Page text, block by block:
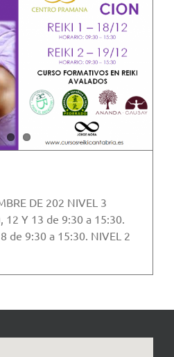
DE 202 NIVEL 3
12 Y 13 de 9:30 a 15:30.
de 9:30 a 15:30. NIVEL 2